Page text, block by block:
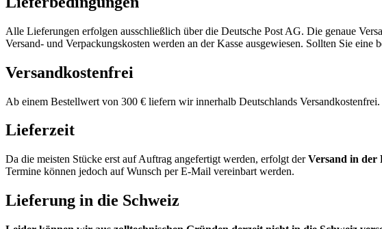
Alle Lieferungen erfolgen ausschließlich über die Deutsche Post AG. Die genaue
Versand- und Verpackungskosten werden an der Kasse ausgewiesen. Sollten Sie eine
Versandkostenfrei
Ab einem Bestellwert von 300 € liefern wir innerhalb Deutschlands Versandkostenfrei.
Lieferzeit
Da die meisten Stücke erst auf Auftrag angefertigt werden, erfolgt derVersand in der
Termine können jedoch auf Wunsch per E-Mail vereinbart werden.
Lieferung in die Schweiz